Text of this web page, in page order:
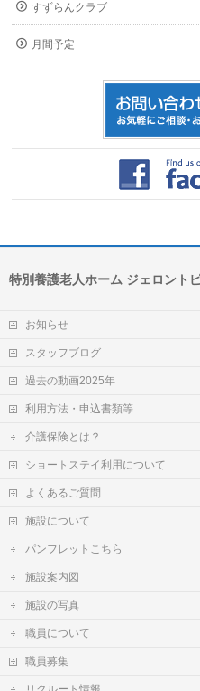
すずらんクラブ
月間予定
特別養護老人ホーム ジェロント
お知らせ
スタッフブログ
過去の動画2025年
利用方法・申込書類等
介護保険とは？
ショートステイ利用について
よくあるご質問
施設について
パンフレットこちら
施設案内図
施設の写真
職員について
職員募集